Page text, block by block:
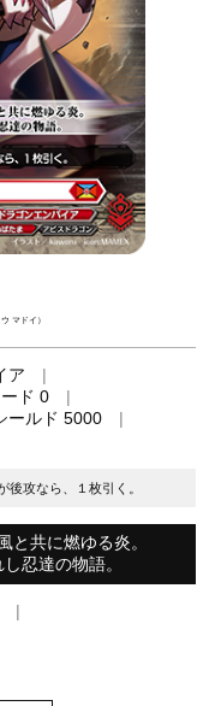
マドイ）
ア
ド 0
ールド 5000
後攻なら、１枚引く。
と共に燃ゆる炎。
忍達の物語。